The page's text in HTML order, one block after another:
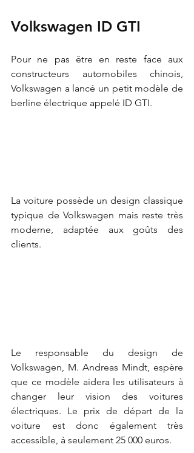
Volkswagen ID GTI
Pour ne pas être en reste face aux
constructeurs automobiles chinois,
Volkswagen a lancé un petit modèle de
berline électrique appelé ID GTI.
La voiture possède un design classique
typique de Volkswagen mais reste très
moderne, adaptée aux goûts des
clients.
Le responsable du design de
Volkswagen, M. Andreas Mindt, espère
que ce modèle aidera les utilisateurs à
changer leur vision des voitures
électriques. Le prix de départ de la
voiture est donc également très
accessible, à seulement 25 000 euros.